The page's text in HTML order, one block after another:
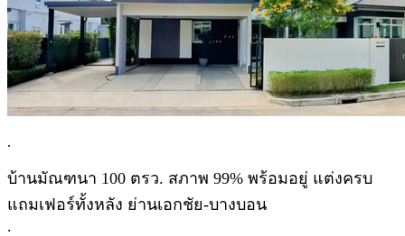
.
บ้านมัณฑนา 100 ตรว. สภาพ 99% พร้อมอยู่ แต่งครบ
แถมเฟอร์ทั้งหลัง ย่านเอกชัย-บางบอน
.